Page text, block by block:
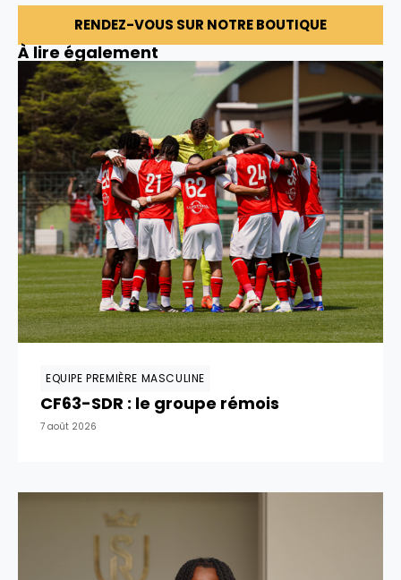
RENDEZ-VOUS SUR NOTRE BOUTIQUE
À lire également
EQUIPE PREMIÈRE MASCULINE
CF63-SDR : le groupe rémois
7 août 2026